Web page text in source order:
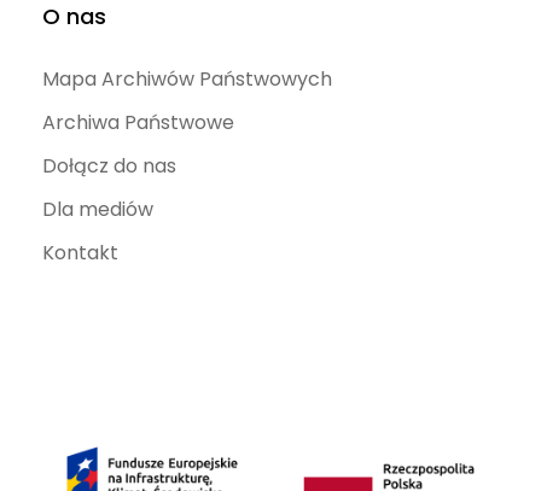
O nas
Mapa Archiwów Państwowych
Archiwa Państwowe
Dołącz do nas
Dla mediów
Kontakt